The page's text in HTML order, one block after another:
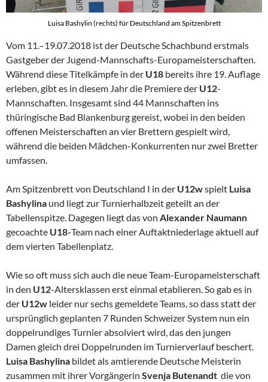
Luisa Bashylin (rechts) für Deutschland am Spitzenbrett
Vom 11.–19.07.2018 ist der Deutsche Schachbund erstmals
Gastgeber der Jugend-Mannschafts-Europameisterschaften.
Während diese Titelkämpfe in der U18 bereits ihre 19. Auflage
erleben, gibt es in diesem Jahr die Premiere der U12-
Mannschaften. Insgesamt sind 44 Mannschaften ins
thüringische Bad Blankenburg gereist, wobei in den beiden
offenen Meisterschaften an vier Brettern gespielt wird,
während die beiden Mädchen-Konkurrenten nur zwei Bretter
umfassen.
Am Spitzenbrett von Deutschland I in der U12wspielt Luisa
Bashylina und liegt zur Turnierhalbzeit geteilt an der
Tabellenspitze. Dagegen liegt das von Alexander Naumann
gecoachte U18-Team nach einer Auftaktniederlage aktuell auf
dem vierten Tabellenplatz.
Wie so oft muss sich auch die neue Team-Europameisterschaft
in den U12-Altersklassen erst einmal etablieren. So gab es in
der U12w leider nur sechs gemeldete Teams, so dass statt der
ursprünglich geplanten 7 Runden Schweizer System nun ein
doppelrundiges Turnier absolviert wird, das den jungen
Damen gleich drei Doppelrunden im Turnierverlauf beschert.
Luisa Bashylina bildet als amtierende Deutsche Meisterin
zusammen mit ihrer Vorgängerin Svenja Butenandt die von